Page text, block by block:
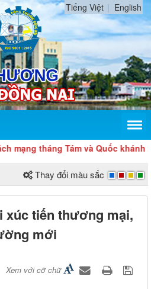
Tiếng Việt English
tháng Tám và Quốc khánh 2/9
Thay đổi màu sắc
xúc tiến thương mại,
mới
Xem với cỡ chữ